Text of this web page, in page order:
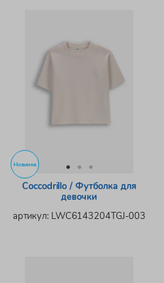
Новинка
Coccodrillo / Футболка для
девочки
артикул: LWC6143204TGJ-003